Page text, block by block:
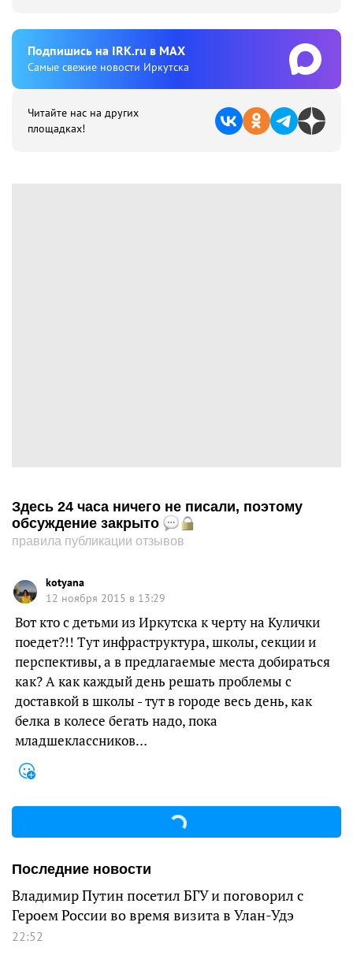
Подпишиcь на IRK.ru в MAX
Cамые свежие новости Иркутска
Читайте нас на других
площадках!
Здесь 24 часа ничего не писали, поэтому
обсуждение закрыто
правила публикации отзывов
kotyana
12 ноября 2015 в 13:29
Вот кто с детьми из Иркутска к черту на Кулички
поедет?!! Тут инфраструктура, школы, секции и
перспективы, а в предлагаемые места добираться
как? А как каждый день решать проблемы с
доставкой в школы - тут в городе весь день, как
белка в колесе бегать надо, пока
младшеклассников…
Последние новости
Владимир Путин посетил БГУ и поговорил с
Героем России во время визита в Улан-Удэ
22:52